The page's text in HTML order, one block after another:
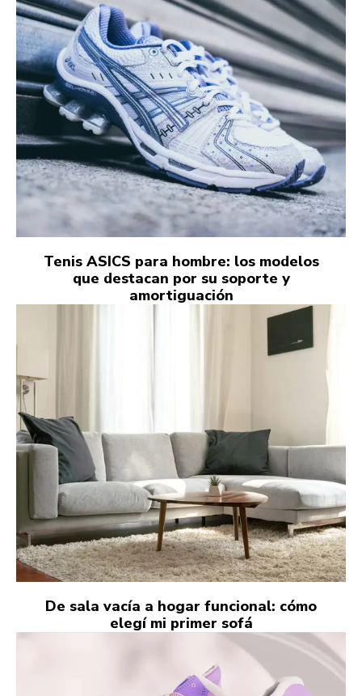
Tenis ASICS para hombre: los modelos
que destacan por su soporte y
amortiguación
De sala vacía a hogar funcional: cómo
elegí mi primer sofá